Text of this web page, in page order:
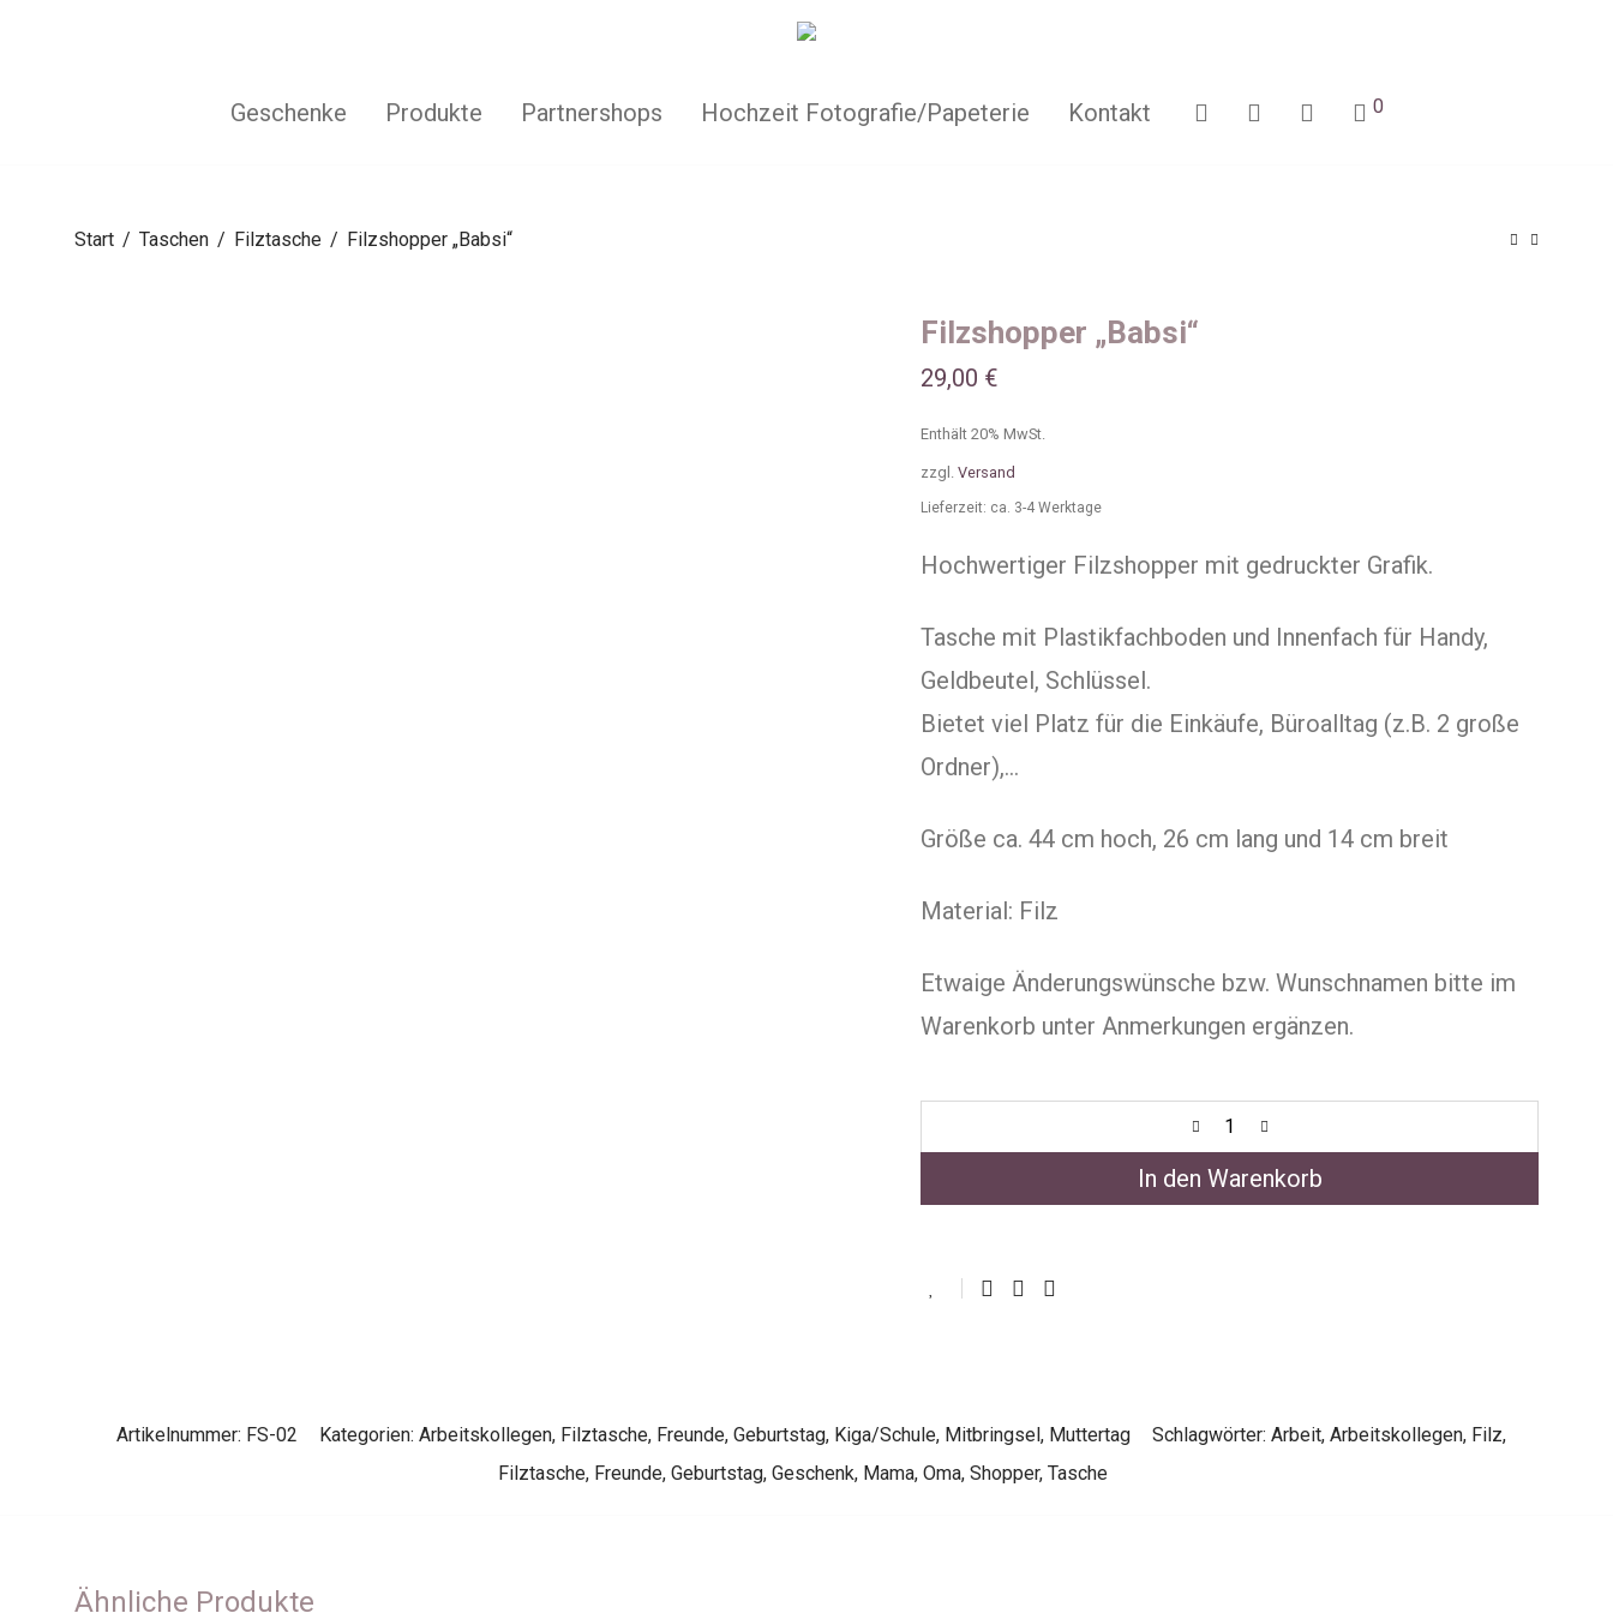
Geschenke Produkte Partnershops Hochzeit Fotografie/Papeterie Kontakt 0
Start / Taschen / Filztasche / Filzshopper „Babsi“
Filzshopper „Babsi“
29,00 €
Enthält 20% MwSt.
zzgl. Versand
Lieferzeit: ca. 3-4 Werktage
Hochwertiger Filzshopper mit gedruckter Grafik.
Tasche mit Plastikfachboden und Innenfach für Handy,
Geldbeutel, Schlüssel.
Bietet viel Platz für die Einkäufe, Büroalltag (z.B. 2 große
Ordner),…
Größe ca. 44 cm hoch, 26 cm lang und 14 cm breit
Material: Filz
Etwaige Änderungswünsche bzw. Wunschnamen bitte im
Warenkorb unter Anmerkungen ergänzen.
In den Warenkorb
Artikelnummer: FS-02 Kategorien: Arbeitskollegen, Filztasche, Freunde, Geburtstag, Kiga/Schule, Mitbringsel, Muttertag Schlagwörter: Arbeit, Arbeitskollegen, Filz,
Filztasche, Freunde, Geburtstag, Geschenk, Mama, Oma, Shopper, Tasche
Ähnliche Produkte